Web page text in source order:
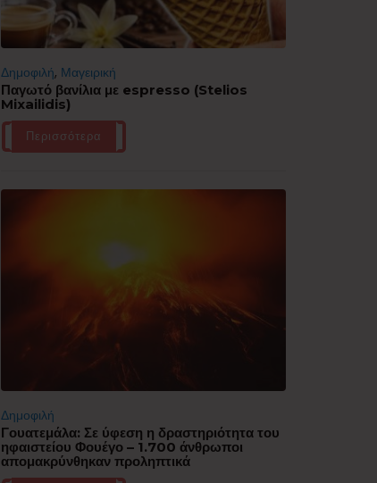
Δημοφιλή, Μαγειρική
Παγωτό βανίλια με espresso (Stelios
Mixailidis)
Περισσότερα
Δημοφιλή
Γουατεμάλα: Σε ύφεση η δραστηριότητα του
ηφαιστείου Φουέγο – 1.700 άνθρωποι
απομακρύνθηκαν προληπτικά